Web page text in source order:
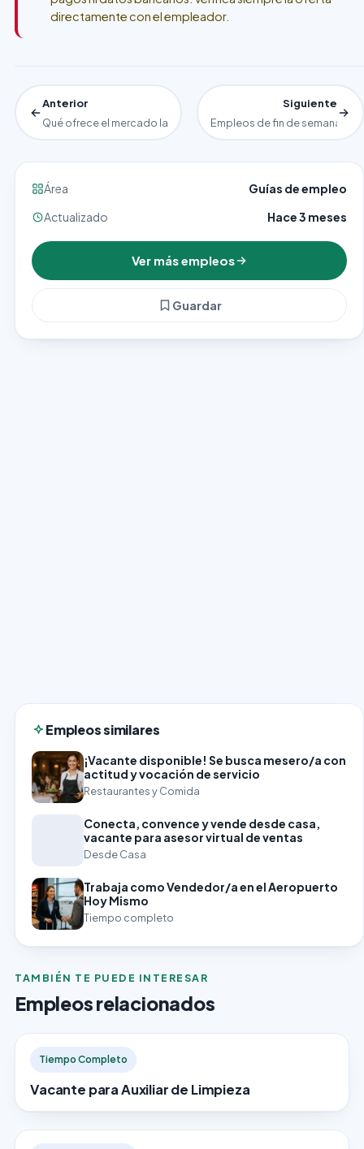
directamente con el empleador.
Anterior
Qué ofrece el mercado laboral de León
Siguiente
Empleos de fin de semana,
Área
Guías de empleo
Actualizado
Hace 3 meses
Ver más empleos
Guardar
Empleos similares
¡Vacante disponible! Se busca mesero/a con
actitud y vocación de servicio
Restaurantes y Comida
Conecta, convence y vende desde casa,
vacante para asesor virtual de ventas
Desde Casa
Trabaja como Vendedor/a en el Aeropuerto
Hoy Mismo
Tiempo completo
TAMBIÉN TE PUEDE INTERESAR
Empleos relacionados
Tiempo Completo
Vacante para Auxiliar de Limpieza